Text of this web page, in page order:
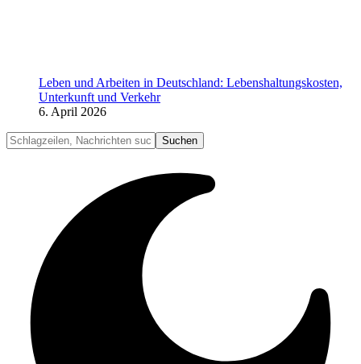
Leben und Arbeiten in Deutschland: Lebenshaltungskosten,
Unterkunft und Verkehr
6. April 2026